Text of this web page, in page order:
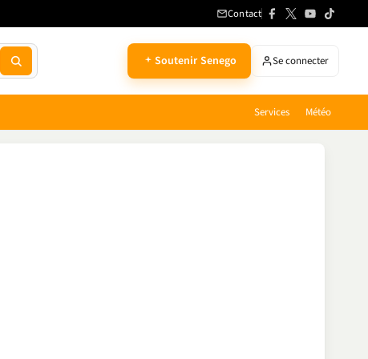
Contact
Soutenir Senego Se connecter
Services Météo